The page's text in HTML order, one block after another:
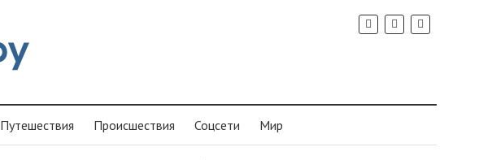
Путешествия Проиcшествия Соцсети Мир